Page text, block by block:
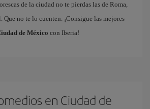
de la ciudad no te pierdas las de Roma,
Que no te lo cuenten. ¡Consigue las mejores
de México con Iberia!
en Ciudad de